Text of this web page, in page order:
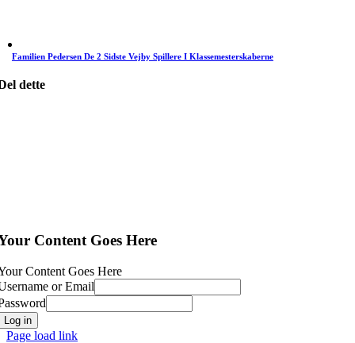
Familien Pedersen De 2 Sidste Vejby Spillere I Klassemesterskaberne
dette
Content Goes Here
Content Goes Here
or Email
Log in
Page load link